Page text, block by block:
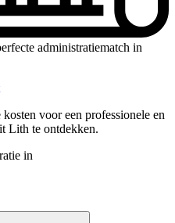
administratiematch in
voor een professionele en
Lith te ontdekken.
in